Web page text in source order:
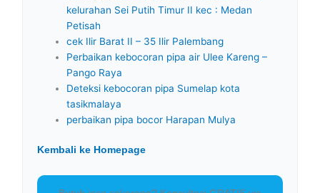
kelurahan Sei Putih Timur II kec : Medan
Petisah
cek Ilir Barat II – 35 Ilir Palembang
Perbaikan kebocoran pipa air Ulee Kareng –
Pango Raya
Deteksi kebocoran pipa Sumelap kota
tasikmalaya
perbaikan pipa bocor Harapan Mulya
Kembali ke Homepage